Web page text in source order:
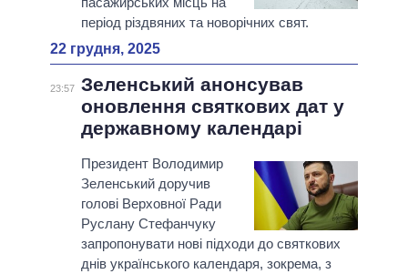
період різдвяних та новорічних свят.
22 грудня, 2025
23:57 Зеленський анонсував
оновлення святкових дат у
державному календарі
Президент Володимир
Зеленський доручив
голові Верховної Ради
Руслану Стефанчуку
запропонувати нові підходи до святкових
днів українського календаря, зокрема, з